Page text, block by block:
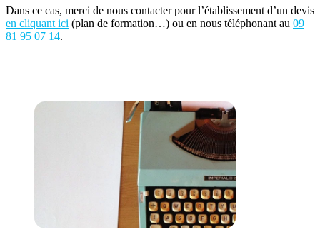
Dans ce cas, merci de nous contacter pour l’établissement d’un devis
en cliquant ici (plan de formation…) ou en nous téléphonant au 09
81 95 07 14.